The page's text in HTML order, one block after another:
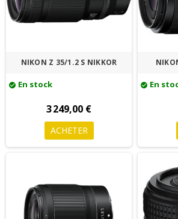
NIKON Z 35/1.2 S NIKKOR
check_circle En stock
3 249,00 €
ACHETER
check_circle En